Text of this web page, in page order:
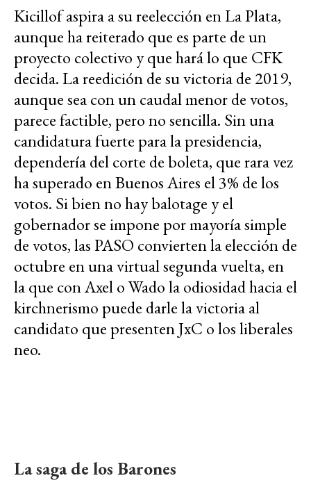
Kicillof aspira a su reelección en La Plata,
aunque ha reiterado que es parte de un
proyecto colectivo y que hará lo que CFK
decida. La reedición de su victoria de 2019,
aunque sea con un caudal menor de votos,
parece factible, pero no sencilla. Sin una
candidatura fuerte para la presidencia,
dependería del corte de boleta, que rara vez
ha superado en Buenos Aires el 3% de los
votos. Si bien no hay balotage y el
gobernador se impone por mayoría simple
de votos, las PASO convierten la elección de
octubre en una virtual segunda vuelta, en
la que con Axel o Wado la odiosidad hacia el
kirchnerismo puede darle la victoria al
candidato que presenten JxC o los liberales
neo.
La saga de los Barones